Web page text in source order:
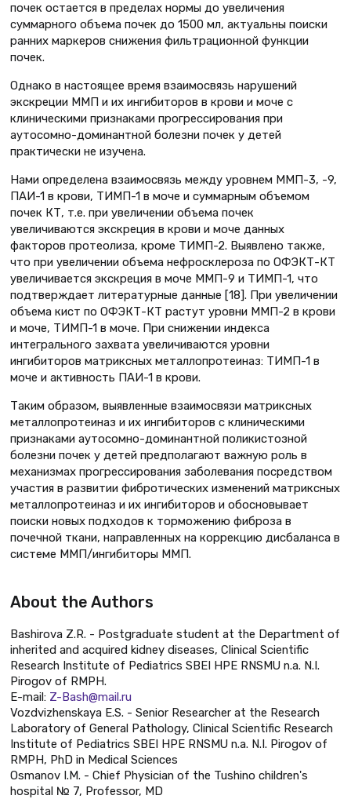
почек остается в пределах нормы до увеличения
суммарного объема почек до 1500 мл, актуальны поиски
ранних маркеров снижения фильтрационной функции
почек.
Однако в настоящее время взаимосвязь нарушений
экскреции ММП и их ингибиторов в крови и моче с
клиническими признаками прогрессирования при
аутосомно-доминантной болезни почек у детей
практически не изучена.
Нами определена взаимосвязь между уровнем ММП-3, -9,
ПАИ-1 в крови, ТИМП-1 в моче и суммарным объемом
почек КТ, т.е. при увеличении объема почек
увеличиваются экскреция в крови и моче данных
факторов протеолиза, кроме ТИМП-2. Выявлено также,
что при увеличении объема нефросклероза по ОФЭКТ-КТ
увеличивается экскреция в моче ММП-9 и ТИМП-1, что
подтверждает литературные данные [18]. При увеличении
объема кист по ОФЭКТ-КТ растут уровни ММП-2 в крови
и моче, ТИМП-1 в моче. При снижении индекса
интегрального захвата увеличиваются уровни
ингибиторов матриксных металлопротеиназ: ТИМП-1 в
моче и активность ПАИ-1 в крови.
Таким образом, выявленные взаимосвязи матриксных
металлопротеиназ и их ингибиторов с клиническими
признаками аутосомно-доминантной поликистозной
болезни почек у детей предполагают важную роль в
механизмах прогрессирования заболевания посредством
участия в развитии фибротических изменений матриксных
металлопротеиназ и их ингибиторов и обосновывает
поиски новых подходов к торможению фиброза в
почечной ткани, направленных на коррекцию дисбаланса в
системе ММП/ингибиторы ММП.
About the Authors
Bashirova Z.R. - Postgraduate student at the Department of
inherited and acquired kidney diseases, Clinical Scientific
Research Institute of Pediatrics SBEI HPE RNSMU n.a. N.I.
Pirogov of RMPH.
E-mail: Z-Bash@mail.ru
Vozdvizhenskaya E.S. - Senior Researcher at the Research
Laboratory of General Pathology, Clinical Scientific Research
Institute of Pediatrics SBEI HPE RNSMU n.a. N.I. Pirogov of
RMPH, PhD in Medical Sciences
Osmanov I.M. - Chief Physician of the Tushino children's
hospital № 7, Professor, MD